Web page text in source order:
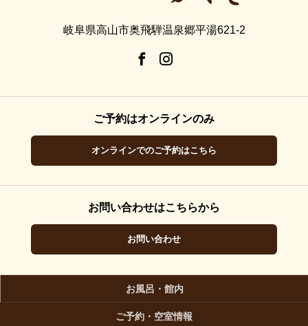
岐阜県高山市奥飛騨温泉郷平湯621-2
ご予約はオンラインのみ
オンラインでのご予約はこちら
お問い合わせはこちらから
お問い合わせ
お風呂・館内
ご予約・空室情報